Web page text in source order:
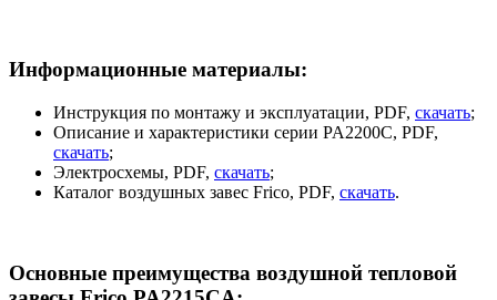
Информационные материалы:
Инструкция по монтажу и эксплуатации, PDF, скачать;
Описание и характеристики серии PA2200C, PDF,
скачать;
Электросхемы, PDF, скачать;
Каталог воздушных завес Frico, PDF, скачать.
Основные преимущества воздушной тепловой